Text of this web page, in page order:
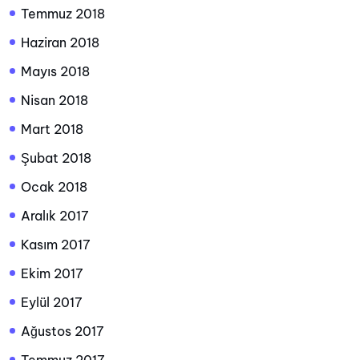
Temmuz 2018
Haziran 2018
Mayıs 2018
Nisan 2018
Mart 2018
Şubat 2018
Ocak 2018
Aralık 2017
Kasım 2017
Ekim 2017
Eylül 2017
Ağustos 2017